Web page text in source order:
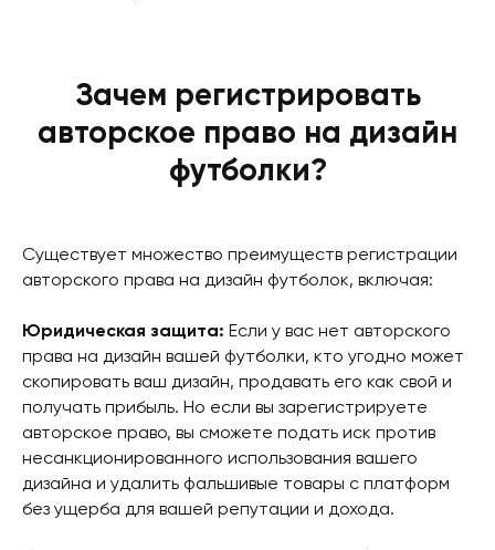
Зачем регистрировать
авторское право на дизайн
футболки?
Существует множество преимуществ регистрации
авторского права на дизайн футболок, включая:
Юридическая защита: Если у вас нет авторского
права на дизайн вашей футболки, кто угодно может
скопировать ваш дизайн, продавать его как свой и
получать прибыль. Но если вы зарегистрируете
авторское право, вы сможете подать иск против
несанкционированного использования вашего
дизайна и удалить фальшивые товары с платформ
без ущерба для вашей репутации и дохода.